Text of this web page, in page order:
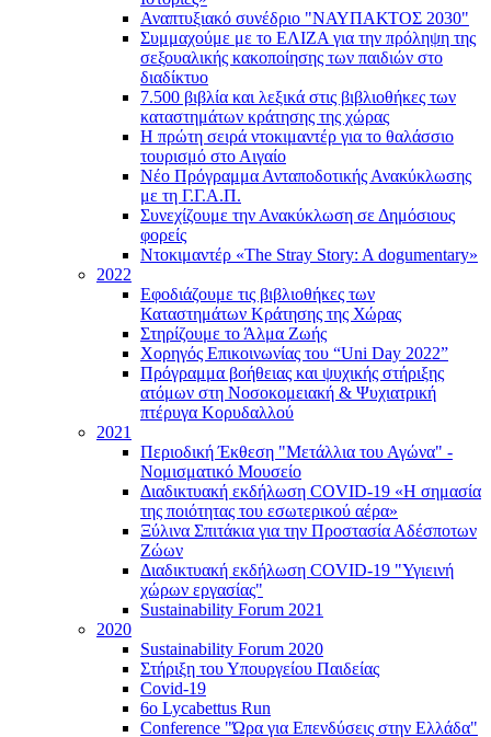
Αναπτυξιακό συνέδριο "ΝΑΥΠΑΚΤΟΣ 2030"
Συμμαχούμε με το ΕΛΙΖΑ για την πρόληψη της
σεξουαλικής κακοποίησης των παιδιών στο
διαδίκτυο
7.500 βιβλία και λεξικά στις βιβλιοθήκες των
καταστημάτων κράτησης της χώρας
Η πρώτη σειρά ντοκιμαντέρ για το θαλάσσιο
τουρισμό στο Αιγαίο
Νέο Πρόγραμμα Ανταποδοτικής Ανακύκλωσης
με τη Γ.Γ.Α.Π.
Συνεχίζουμε την Ανακύκλωση σε Δημόσιους
φορείς
Ντοκιμαντέρ «The Stray Story: A dogumentary»
2022
Εφοδιάζουμε τις βιβλιοθήκες των
Καταστημάτων Κράτησης της Χώρας
Στηρίζουμε το Άλμα Ζωής
Χορηγός Επικοινωνίας του “Uni Day 2022”
Πρόγραμμα βοήθειας και ψυχικής στήριξης
ατόμων στη Νοσοκομειακή & Ψυχιατρική
πτέρυγα Κορυδαλλού
2021
Περιοδική Έκθεση "Μετάλλια του Αγώνα" -
Νομισματικό Μουσείο
Διαδικτυακή εκδήλωση COVID-19 «Η σημασία
της ποιότητας του εσωτερικού αέρα»
Ξύλινα Σπιτάκια για την Προστασία Αδέσποτων
Ζώων
Διαδικτυακή εκδήλωση COVID-19 "Υγιεινή
χώρων εργασίας"
Sustainability Forum 2021
2020
Sustainability Forum 2020
Στήριξη του Υπουργείου Παιδείας
Covid-19
6ο Lycabettus Run
Conference "Ώρα για Επενδύσεις στην Ελλάδα"